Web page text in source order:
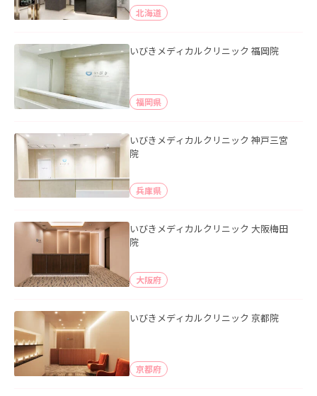
北海道
いびきメディカルクリニック 福岡院
福岡県
いびきメディカルクリニック 神戸三宮
院
兵庫県
いびきメディカルクリニック 大阪梅田
院
大阪府
いびきメディカルクリニック 京都院
京都府